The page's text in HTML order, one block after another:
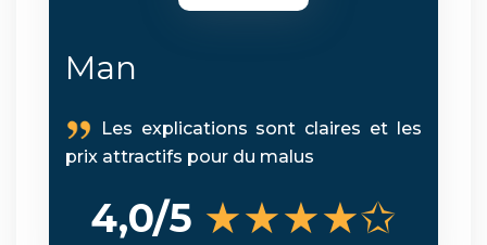
Man
Les explications sont claires et les
prix attractifs pour du malus
4,0/5 ★★★★✩